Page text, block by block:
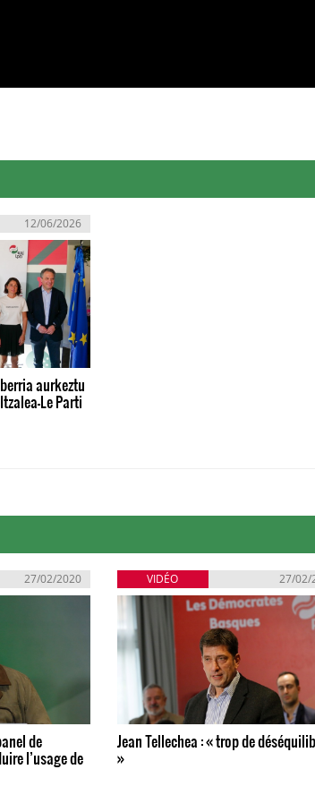
12/06/2026
aurkeztu
Le Parti
27/02/2020
de
l’usage de
VIDÉO 27/02/
Jean Tellechea : « trop de
»